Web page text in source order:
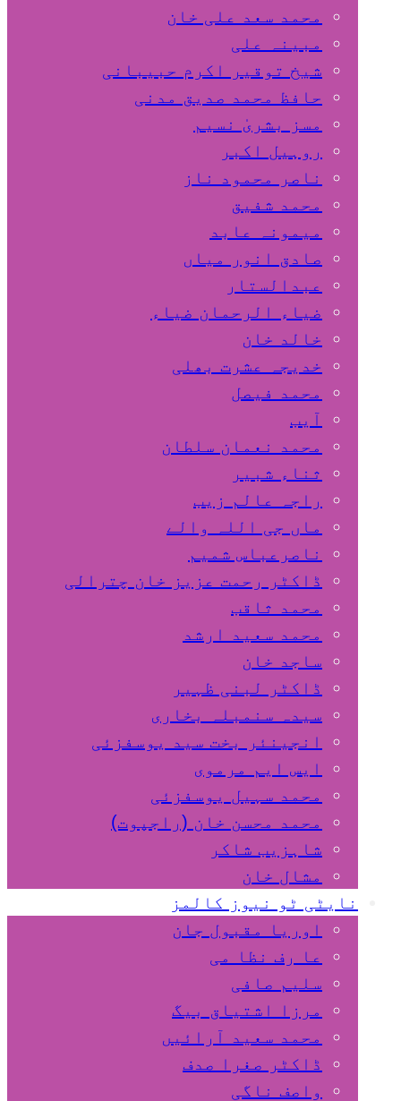
محمد سعد علی خان
مبینہ علی
شیخ توقیر اکرم حبیبانی
حافظ محمد صدیق مدنی
مسز بشریٰ نسیم
روہیل اکبر
ناصر محمود ناز
محمد شفیق
میمونہ عابد
صادق انور میاں
عبدالستار
ضیاء الرحمان ضیاء
خالد خان
خدیجہ عشرت بھلی
محمد فیصل
آیب
محمد نعمان سلطان
ثناء شبیر
راجہ عالم زیب
ماں جی اللہ والے
ناصرعباس شمیم
ڈاکٹر رحمت عزیز خان چترالی
محمد ثاقب
محمد سعید ارشد
ساجد خان
ڈاکٹر لبنی ظہیر
سیدہ سنمبلہ بخاری
انجینئر بخت سید یوسفزئی
ایس ایم مرموی
محمد سہیل یوسفزئی
محمد محسن خان (راجپوت)
شاہزیب شاکر
مشال خان
نایٹی ٹو نیوز کالمز
اوریا مقبول جان
عا رف نظا می
سلیم صافی
مرزا اشتیاق بیگ
محمد سعید آرائیں
ڈاکٹر صغرا صدف
واصف ناگی